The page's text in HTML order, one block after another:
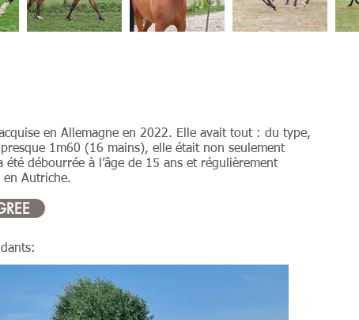
en Allemagne en 2022. Elle avait tout : du type,
1m60 (16 mains), elle était non seulement
débourrée à l’âge de 15 ans et régulièrement
en Autriche.